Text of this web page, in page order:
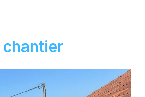
chantier